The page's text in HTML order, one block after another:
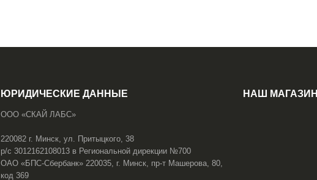
ЮРИДИЧЕСКИЕ ДАННЫЕ
ООО «СКАЙ ЛАБС»
220082 г. Минск, ул. Притыцкого, 38
р/с 3012162108013 в Региональной дирекции №700
ОАО «БПС-Сбербанк» 220035, г. Минск, пр-т Машерова, 80,
код 369
НАШ МАГАЗИН